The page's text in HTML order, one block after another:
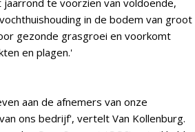
te voorzien van voldoende,
in de bodem van groot
gezonde grasgroei en voorkomt
en plagen.'
aan de afnemers van onze
ons bedrijf', vertelt Van Kollenburg.